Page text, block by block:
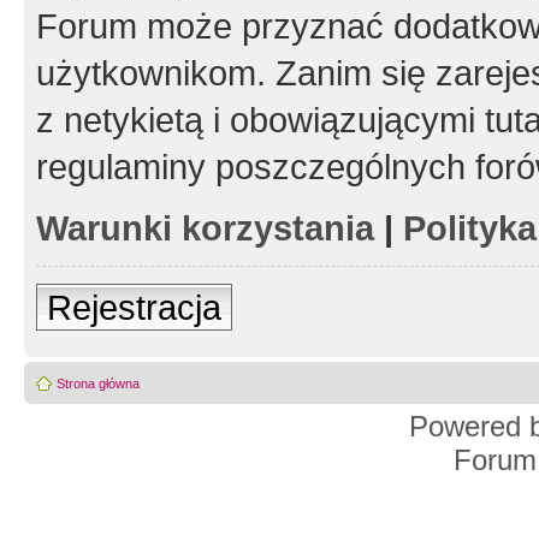
Forum może przyznać
użytkownikom. Zanim się
z netykietą i obowiązującymi
regulaminy poszczególnych
Warunki korzystania|
Rejestracja
Strona główna
Powered